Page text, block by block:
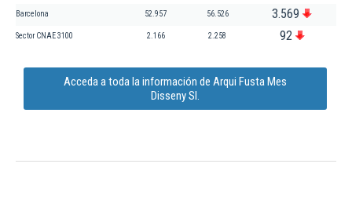
Barcelona 52.957 56.526 3.569
Sector CNAE 3100 2.166 2.258 92
Acceda a toda la información de Arqui Fusta Mes
Disseny Sl.